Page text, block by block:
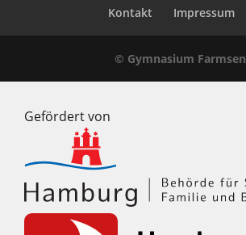
Kontakt Impressum
© Gymnasium Farmsen
Gefördert von